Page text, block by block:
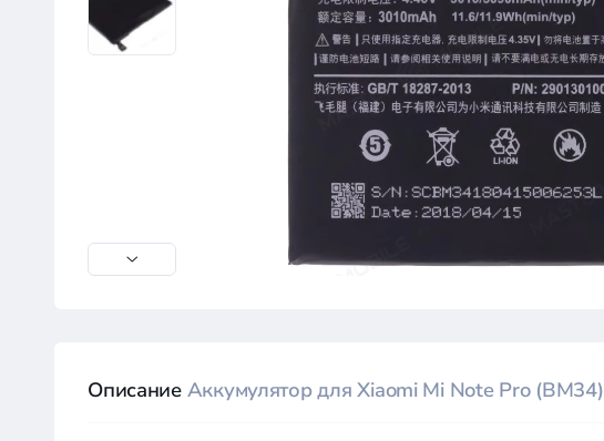
Описание Аккумулятор для Xiaomi Mi Note Pro (BM34)